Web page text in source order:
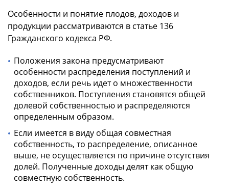
Особенности и понятие плодов, доходов и
продукции рассматриваются в статье 136
Гражданского кодекса РФ.
Положения закона предусматривают
особенности распределения поступлений и
доходов, если речь идет о множественности
собственников. Поступления становятся общей
долевой собственностью и распределяются
определенным образом.
Если имеется в виду общая совместная
собственность, то распределение, описанное
выше, не осуществляется по причине отсутствия
долей. Полученные доходы делят как общую
совместную собственность.